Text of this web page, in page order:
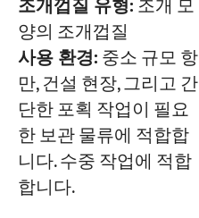
조개껍질 유형:조개 모
양의 조개껍질
사용 환경:중소 규모 항
만, 건설 현장, 그리고 간
단한 포획 작업이 필요
한 보관 물류에 적합합
니다. 수중 작업에 적합
합니다.